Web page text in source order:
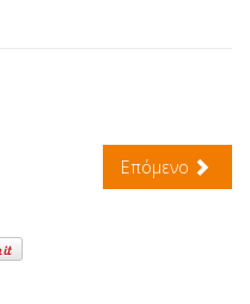
Επόμενο